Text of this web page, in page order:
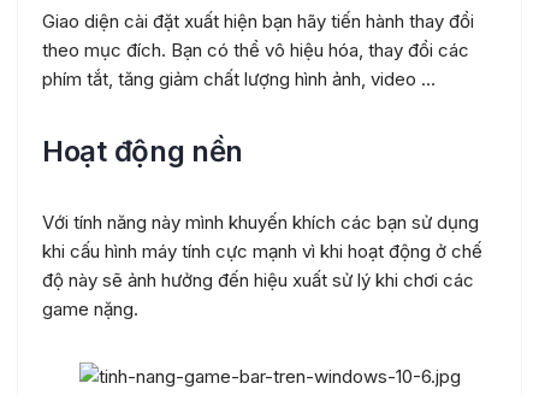
Giao diện cài đặt xuất hiện bạn hãy tiến hành thay đổi
theo mục đích. Bạn có thể vô hiệu hóa, thay đổi các
phím tắt, tăng giảm chất lượng hình ảnh, video …
Hoạt động nền
Với tính năng này mình khuyến khích các bạn sử dụng
khi cấu hình máy tính cực mạnh vì khi hoạt động ở chế
độ này sẽ ảnh hưởng đến hiệu xuất sử lý khi chơi các
game nặng.